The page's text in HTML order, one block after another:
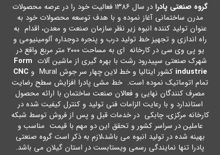
گروه صنعتی پادرا
در سال ۱۳۸۶ فعالیت خود را در عرصه محصولات
مدرن ساختمانی آغاز نموده و با هدف توسعه محصولات خود به
عنوان تولید کننده انبوه زیر نظر سازمان صنعت و معدن، اقدام به
راه اندازي و تجهیز خط تولید درب و پنجره دوجداره آلومینیومی و
یو پی وي سی در کارخانه اي به مساحت ۲۰۰۰ متر مربع واقع در
شهرك صنعتی سپیدرود رشت با بهره گیري از ماشین آلات Form
industrie کشور ایتالیا و خط لاین چهار سر جوش Mural و
CNC
تمام اتوماتیک نموده است. خط مشی پادرا افزایش سطح رضایت
مصرف کنندگان نهایی و فعالان صنعت ساختمان با ارائه محصول
استاندارد و با رعایت الزامات فنی تولید و کنترل کیفیت شده در
کارخانه مرکزي، چابکی در خدمات قبل و پس از فروش توسط شبکه
عاملین در سراسر کشور و تحقق این دو مهم با قیمت مناسب و
بهینه شده در تولید انبوه می باشد،لازم به ذکر است گروه صنعتی
پادرا تنها نمایندگی رسمی ویستابست در استان گیلان می باشد.